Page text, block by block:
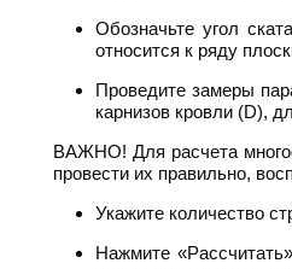
Обозначьте угол
относится к ряду
Проведите замеры
карнизов кровли (D),
ВАЖНО! Для расчета
провести их правильно,
Укажите количество
Нажмите